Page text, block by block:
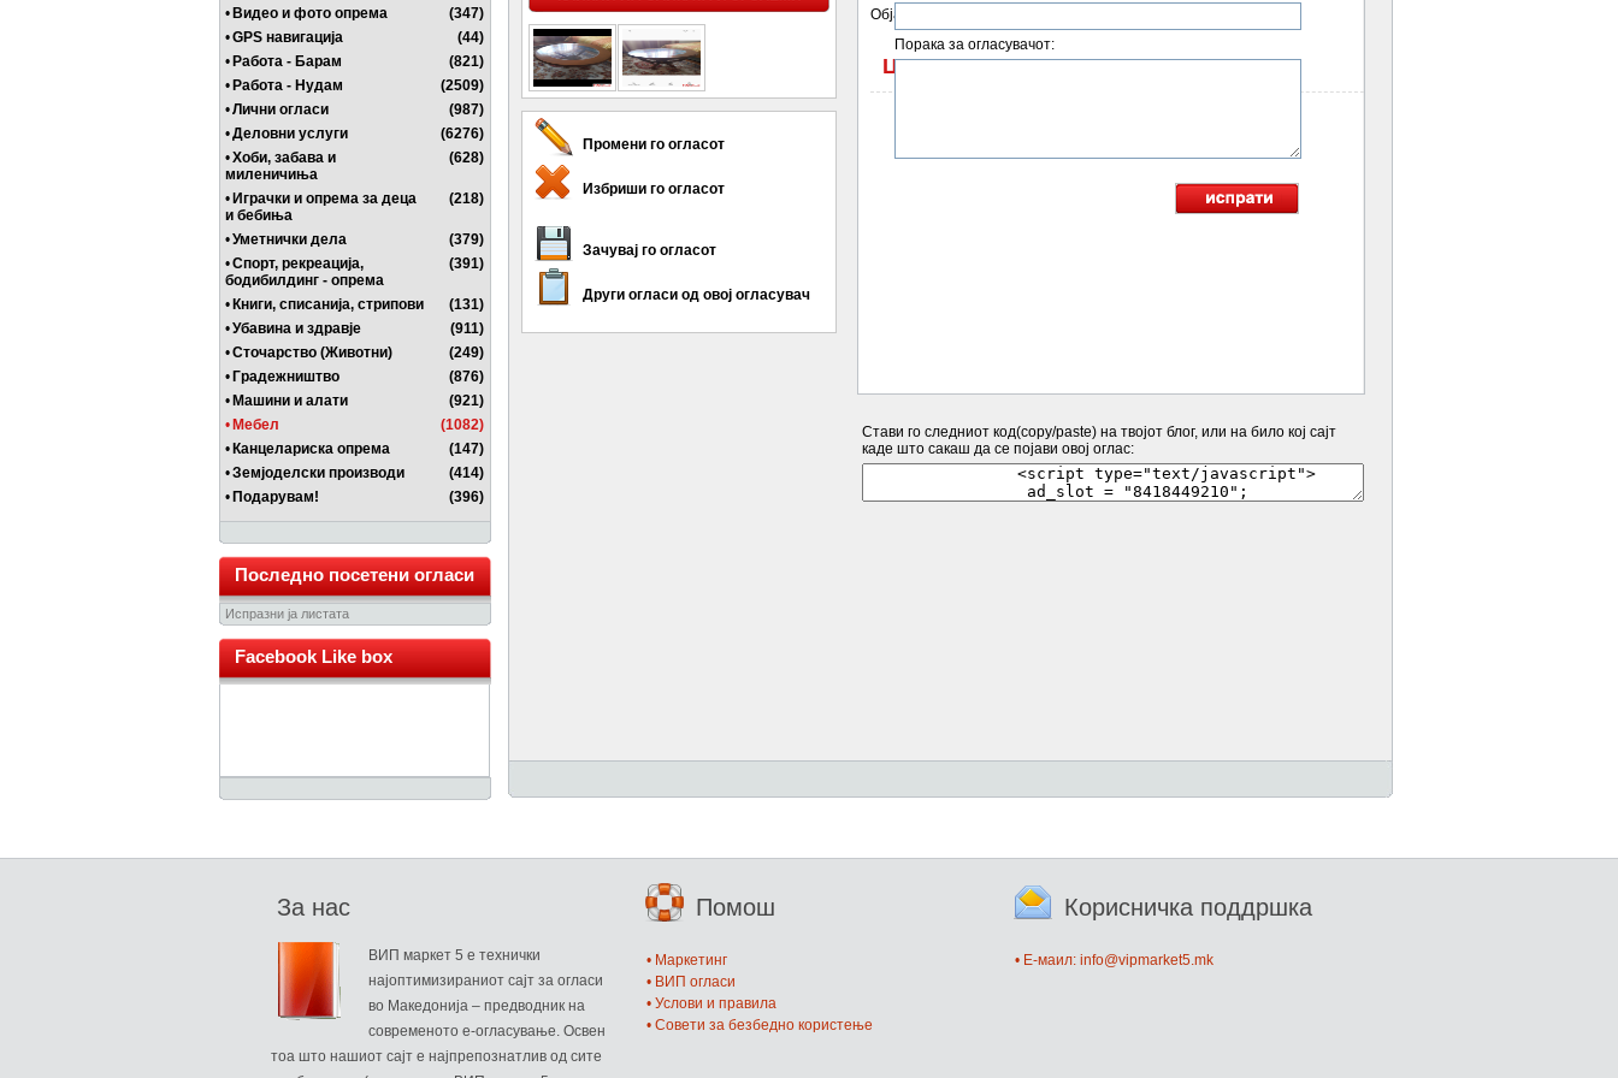
• Видео и фото опрема
(347)
•GPS навигација
(44)
• Работа - Барам
(821)
• Работа - Нудам
(2509)
•Лични огласи
(987)
•Деловни услуги
(6276)
•Хоби, забава и
миленичиња
(628)
• Играчки и опрема за деца
и бебиња
(218)
•Уметнички дела
(379)
•Спорт, рекреација,
бодибилдинг - опрема
(391)
• Книги, списанија, стрипови
(131)
•Убавина и здравје
(911)
•Сточарство (Животни)
(249)
• Градежништво
(876)
• Машини и алати
(921)
• Мебел
(1082)
• Канцелариска опрема
(147)
•Земјоделски производи
(414)
• Подарувам! (396)
Последно посетени огласи
Испразни ја листата
Facebook Like box
Промени го огласот
Избриши го огласот
Зачувај го огласот
Други огласи од овој огласувач
Објавен на:
ЦЕНА: 4000 мкд
Порака за огласувачот:
Стави го следниот код(copy/paste) на твојот блог, или на било кој сајт
каде што сакаш да се појави овој оглас:
За нас
ВИП маркет 5 е технички
најоптимизираниот сајт за огласи
во Македонија – предводник на
современото е-огласување. Освен
тоа што нашиот сајт е најпрепознатлив од сите
Помош
• Маркетинг
• ВИП огласи
• Услови и правила
• Совети за безбедно користење
Корисничка поддршка
• E-маил: info@vipmarket5.mk